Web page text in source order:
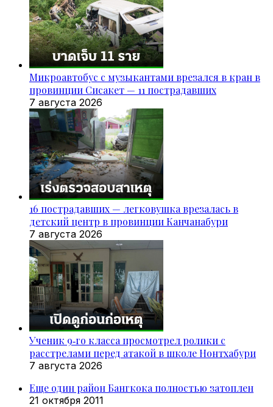
Микроавтобус с музыкантами врезался в кран в
провинции Сисакет — 11 пострадавших
7 августа 2026
16 пострадавших — легковушка врезалась в
детский центр в провинции Канчанабури
7 августа 2026
Ученик 9‑го класса просмотрел ролики с
расстрелами перед атакой в школе Нонтхабури
7 августа 2026
Еще один район Бангкока полностью затоплен
21 октября 2011